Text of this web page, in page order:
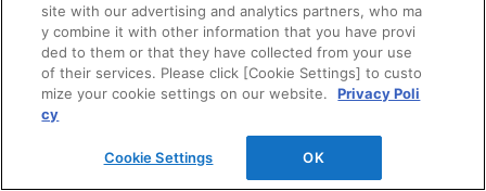
企業情報
サステナビリティ
site with our advertising and analytics partners, who ma
y combine it with other information that you have provi
ded to them or that they have collected from your use
of their services. Please click [Cookie Settings] to custo
mize your cookie settings on our website.
Privacy Poli
cy
Cookie Settings OK